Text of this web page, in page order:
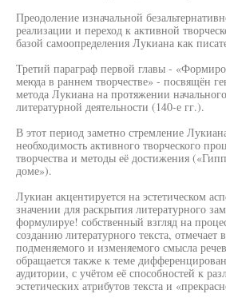
Преодоление изначальной
реализации и переход к активной
базой самоопределения Лукиана как
Третий параграф первой главы -
меюда в раннем творчестве» - посвящён
метода Лукиана на протяжении
литературной деятельности (140-е гг.).
В этот период заметно стремление
необходимость активного творческого
творчества и методы её достижения
доме»).
Лукиан акцентируется на эстетическом
значении для раскрытия литературного
формулируе! собственный взгляд на
созданию литературного текста, отмечает
подменяемого и изменяемого смысла
обращается также к теме
аудитории, с учётом её способностей к
эстетических атрибутов текста и